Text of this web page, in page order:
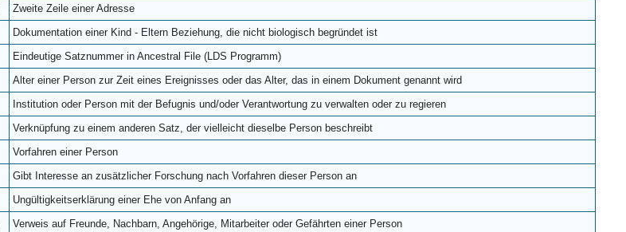
Zweite Zeile einer Adresse
Dokumentation einer Kind - Eltern Beziehung, die nicht biologisch begründet ist
Eindeutige Satznummer in Ancestral File (LDS Programm)
Alter einer Person zur Zeit eines Ereignisses oder das Alter, das in einem Dokument genannt wird
Institution oder Person mit der Befugnis und/oder Verantwortung zu verwalten oder zu regieren
Verknüpfung zu einem anderen Satz, der vielleicht dieselbe Person beschreibt
Vorfahren einer Person
Gibt Interesse an zusätzlicher Forschung nach Vorfahren dieser Person an
Ungültigkeitserklärung einer Ehe von Anfang an
Verweis auf Freunde, Nachbarn, Angehörige, Mitarbeiter oder Gefährten einer Person